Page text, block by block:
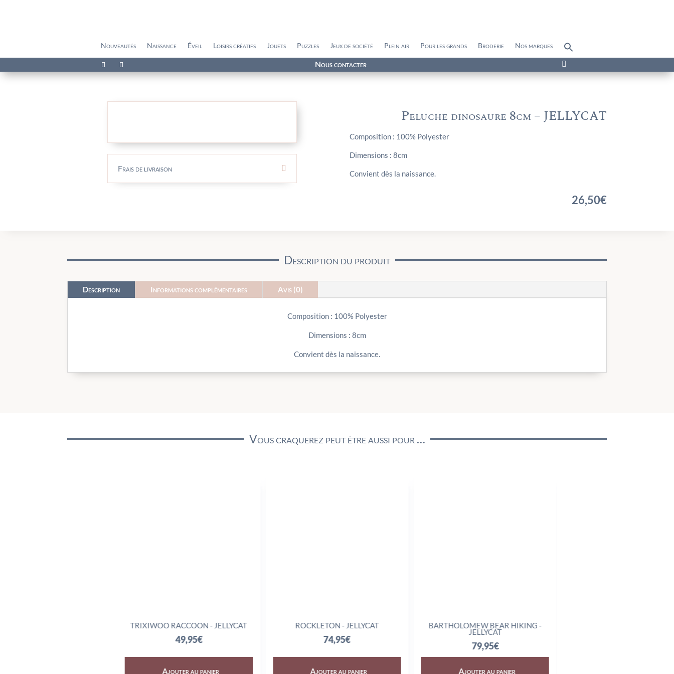
Nouveautés Naissance Éveil Loisirs créatifs Jouets Puzzles Jeux de société Plein air Pour les grands Broderie Nos marques
for:
Nous contacter 
Frais de livraison
Peluche dinosaure 8cm – JELLYCAT
Composition : 100% Polyester
Dimensions : 8cm
Convient dès la naissance.
26,50€
Description du produit
Description Informations complémentaires Avis (0)
Composition : 100% Polyester
Dimensions : 8cm
Convient dès la naissance.
Vous craquerez peut être aussi pour …
TRIXIWOO RACCOON - JELLYCAT
49,95€
Ajouter au panier
ROCKLETON - JELLYCAT
74,95€
Ajouter au panier
BARTHOLOMEW BEAR HIKING -
JELLYCAT
79,95€
Ajouter au panier